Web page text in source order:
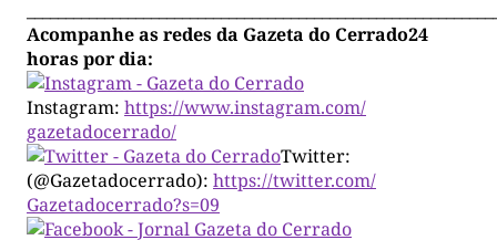
Acompanhe as redes da Gazeta do Cerrado24
horas por dia:
Instagram: https://www.instagram.com/
gazetadocerrado/
Twitter:
(@Gazetadocerrado): https://twitter.com/
Gazetadocerrado?s=09